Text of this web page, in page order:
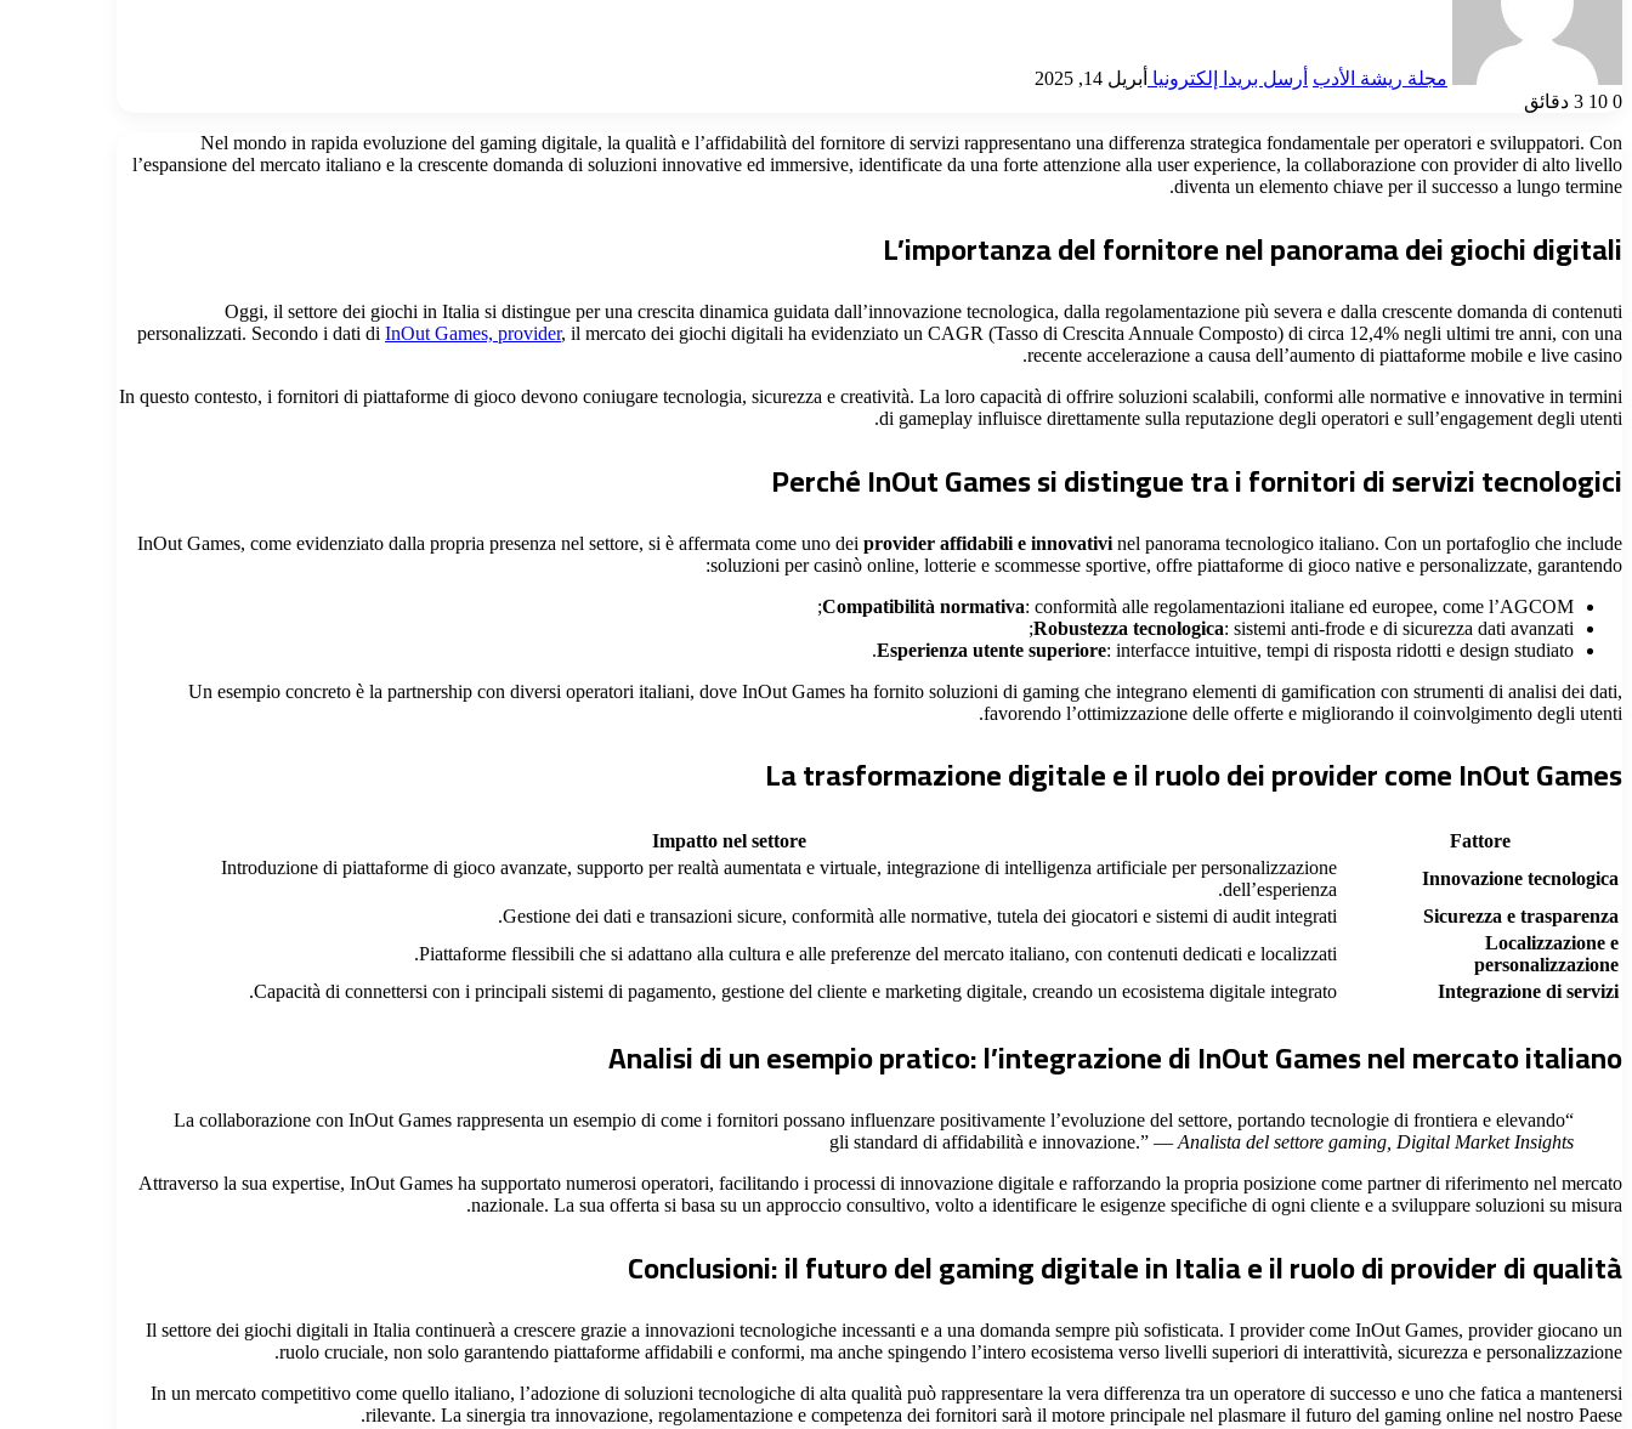
مجلة ريشة الأدب أرسل بريدا إلكترونيا أبريل 14, 2025
0
3 دقائق
Nel mondo in rapida evoluzione del gaming digitale, la qualità e l’affidabilità del fornitore di servizi rappresentano una differenza strategica fondamentale per operatori e sviluppatori. Con
l’espansione del mercato italiano e la crescente domanda di soluzioni innovative ed immersive, identificate da una forte attenzione alla user experience, la collaborazione con provider di alto livello
diventa un elemento chiave per il successo a lungo termine.
L’importanza del fornitore nel panorama dei giochi digitali
Oggi, il settore dei giochi in Italia si distingue per una crescita dinamica guidata dall’innovazione tecnologica, dalla regolamentazione più severa e dalla crescente domanda di contenuti
personalizzati. Secondo i dati di InOut Games, provider, il mercato dei giochi digitali ha evidenziato un CAGR (Tasso di Crescita Annuale Composto) di circa 12,4% negli ultimi tre anni, con una
recente accelerazione a causa dell’aumento di piattaforme mobile e live casino.
In questo contesto, i fornitori di piattaforme di gioco devono coniugare tecnologia, sicurezza e creatività. La loro capacità di offrire soluzioni scalabili, conformi alle normative e innovative in termini
di gameplay influisce direttamente sulla reputazione degli operatori e sull’engagement degli utenti.
Perché InOut Games si distingue tra i fornitori di servizi tecnologici
InOut Games, come evidenziato dalla propria presenza nel settore, si è affermata come uno dei provider affidabili e innovativi nel panorama tecnologico italiano. Con un portafoglio che include
soluzioni per casinò online, lotterie e scommesse sportive, offre piattaforme di gioco native e personalizzate, garantendo:
Compatibilità normativa: conformità alle regolamentazioni italiane ed europee, come l’AGCOM;
Robustezza tecnologica: sistemi anti-frode e di sicurezza dati avanzati;
Esperienza utente superiore: interfacce intuitive, tempi di risposta ridotti e design studiato.
Un esempio concreto è la partnership con diversi operatori italiani, dove InOut Games ha fornito soluzioni di gaming che integrano elementi di gamification con strumenti di analisi dei dati,
favorendo l’ottimizzazione delle offerte e migliorando il coinvolgimento degli utenti.
La trasformazione digitale e il ruolo dei provider come InOut Games
Fattore
Impatto nel settore
Innovazione tecnologica
Introduzione di piattaforme di gioco avanzate, supporto per realtà aumentata e virtuale, integrazione di intelligenza artificiale per personalizzazione
dell’esperienza.
Sicurezza e trasparenza
Gestione dei dati e transazioni sicure, conformità alle normative, tutela dei giocatori e sistemi di audit integrati.
Localizzazione e
personalizzazione
Piattaforme flessibili che si adattano alla cultura e alle preferenze del mercato italiano, con contenuti dedicati e localizzati.
Integrazione di servizi
Capacità di connettersi con i principali sistemi di pagamento, gestione del cliente e marketing digitale, creando un ecosistema digitale integrato.
Analisi di un esempio pratico: l’integrazione di InOut Games nel mercato italiano
“La collaborazione con InOut Games rappresenta un esempio di come i fornitori possano influenzare positivamente l’evoluzione del settore, portando tecnologie di frontiera e elevando
gli standard di affidabilità e innovazione.” — Analista del settore gaming, Digital Market Insights
Attraverso la sua expertise, InOut Games ha supportato numerosi operatori, facilitando i processi di innovazione digitale e rafforzando la propria posizione come partner di riferimento nel mercato
nazionale. La sua offerta si basa su un approccio consultivo, volto a identificare le esigenze specifiche di ogni cliente e a sviluppare soluzioni su misura.
Conclusioni: il futuro del gaming digitale in Italia e il ruolo di provider di qualità
Il settore dei giochi digitali in Italia continuerà a crescere grazie a innovazioni tecnologiche incessanti e a una domanda sempre più sofisticata. I provider come InOut Games, provider giocano un
ruolo cruciale, non solo garantendo piattaforme affidabili e conformi, ma anche spingendo l’intero ecosistema verso livelli superiori di interattività, sicurezza e personalizzazione.
In un mercato competitivo come quello italiano, l’adozione di soluzioni tecnologiche di alta qualità può rappresentare la vera differenza tra un operatore di successo e uno che fatica a mantenersi
rilevante. La sinergia tra innovazione, regolamentazione e competenza dei fornitori sarà il motore principale nel plasmare il futuro del gaming online nel nostro Paese.